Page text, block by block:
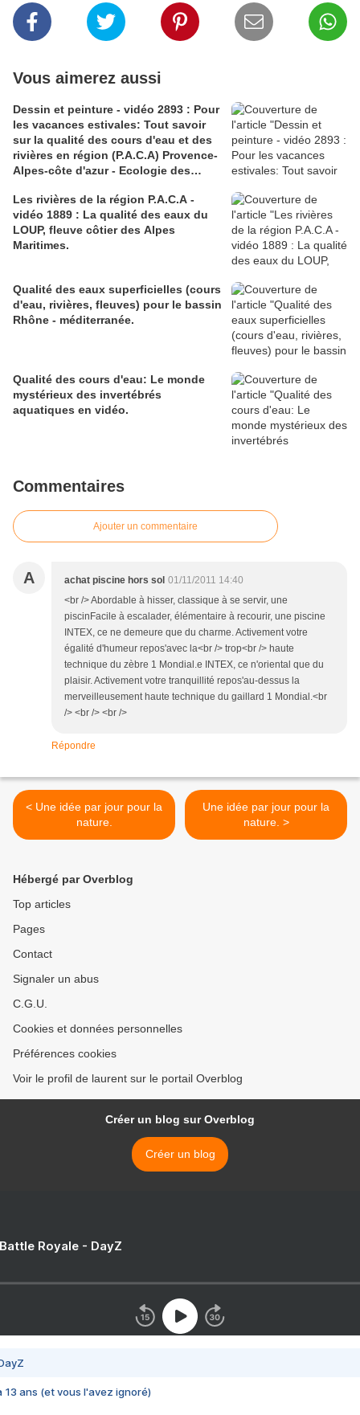
Vous aimerez aussi
Dessin et peinture - vidéo 2893 : Pour
les vacances estivales: Tout savoir
sur la qualité des cours d'eau et des
rivières en région (P.A.C.A) Provence-
Alpes-côte d'azur - Ecologie des
Les rivières de la région P.A.C.A -
vidéo 1889 : La qualité des eaux du
LOUP, fleuve côtier des Alpes
Maritimes.
Qualité des eaux superficielles (cours
d'eau, rivières, fleuves) pour le bassin
Rhône - méditerranée.
Qualité des cours d'eau: Le monde
mystérieux des invertébrés
aquatiques en vidéo.
Commentaires
Ajouter un commentaire
A achat piscine hors sol 01/11/2011 14:40
<br /> Abordable à hisser, classique à se servir, une
piscinFacile à escalader, élémentaire à recourir, une piscine
INTEX, ce ne demeure que du charme. Activement votre
égalité d'humeur repos'avec la<br /> trop<br /> haute
technique du zèbre 1 Mondial.e INTEX, ce n'oriental que du
plaisir. Activement votre tranquillité repos'au-dessus la
merveilleusement haute technique du gaillard 1 Mondial.<br
/> <br /> <br />
Répondre
< Une idée par jour pour la
nature.
Une idée par jour pour la
nature. >
Hébergé par Overblog
Top articles
Pages
Contact
Signaler un abus
C.G.U.
Cookies et données personnelles
Préférences cookies
Voir le profil de laurent sur le portail Overblog
Créer un blog sur Overblog
Créer un blog
Royale - DayZ
13 ans (et vous l'avez ignoré)